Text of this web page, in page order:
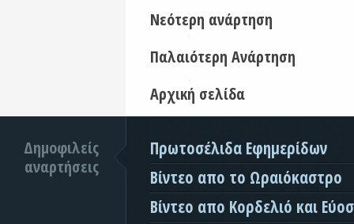
Νεότερη ανάρτηση
Παλαιότερη Ανάρτηση
Αρχική σελίδα
Δημοφιλείς
αναρτήσεις
Πρωτοσέλιδα Εφημερίδων
Βίντεο απο το Ωραιόκαστρο
Βίντεο απο Κορδελιό και